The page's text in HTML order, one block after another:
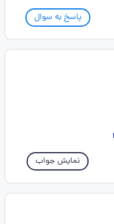
پاسخ به سوال
نمایش جواب